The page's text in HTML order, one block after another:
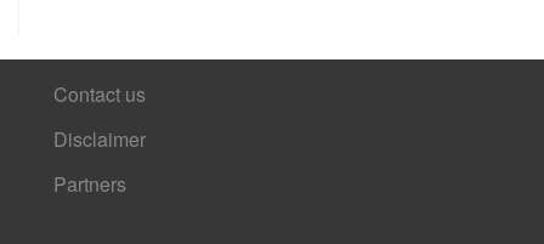
Contact us
Disclaimer
Partners